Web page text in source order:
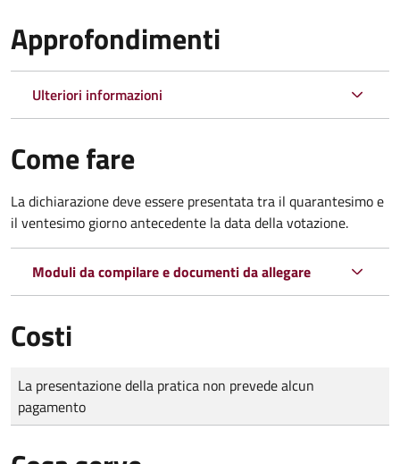
Approfondimenti
Ulteriori informazioni
Come fare
La dichiarazione deve essere presentata tra il quarantesimo e
il ventesimo giorno antecedente la data della votazione.
Moduli da compilare e documenti da allegare
Costi
Tipo di pagamento
Importo
La presentazione della pratica non prevede alcun
pagamento